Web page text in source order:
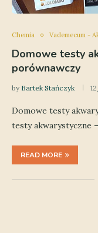
Chemia Vademecum -
Domowe testy
porównawczy
by Bartek Stańczyk
Domowe testy
testy akwarystyczne
READ MORE